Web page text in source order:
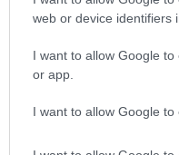
web or device identifiers
I want to allow Google
or app.
I want to allow Google
Δεν ξέρω αν θα